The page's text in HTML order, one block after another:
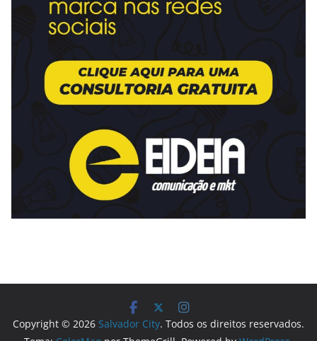
Copyright © 2026 Salvador City. Todos os direitos reservados.